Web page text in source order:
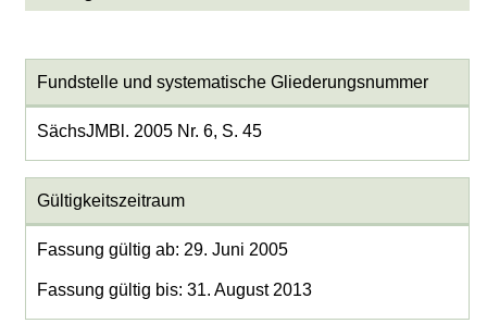
Fundstelle und systematische Gliederungsnummer
SächsJMBl. 2005 Nr. 6, S. 45
Gültigkeitszeitraum
Fassung gültig ab: 29. Juni 2005
Fassung gültig bis: 31. August 2013